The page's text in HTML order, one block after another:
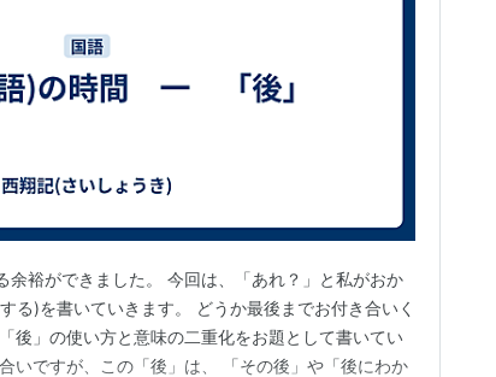
余裕ができました。 今回は、「あれ？」と私がおか
る)を書いていきます。 どうか最後までお付き合いく
後」の使い方と意味の二重化をお題として書いてい
いですが、この「後」は、 「その後」や「後にわか